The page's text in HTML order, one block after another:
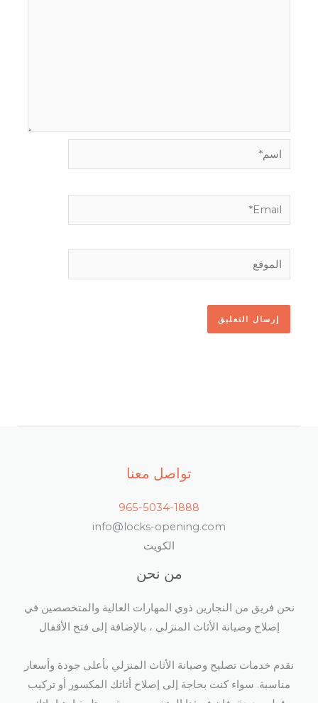
اسم*
Email*
الموقع
تواصل معنا
965-5034-1888
info@locks-opening.com
الكويت
من نحن
نحن فريق من النجارين ذوي المهارات العالية والمتخصصين في
إصلاح وصيانة الأثاث المنزلي ، بالإضافة إلى فتح الأقفال​
نقدم خدمات تصليح وصيانة الأثاث المنزلي بأعلى جودة وأسعار
مناسبة. سواء كنت بحاجة إلى إصلاح أثاثك المكسور أو تركيب